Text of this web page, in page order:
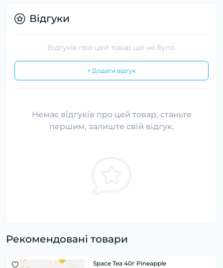
Відгуки
Відгуків про цей товар ще не було.
+ Додати відгук
Немає відгуків про цей товар, станьте
першим, залиште свій відгук.
Рекомендовані товари
Space Tea 40г Pineapple